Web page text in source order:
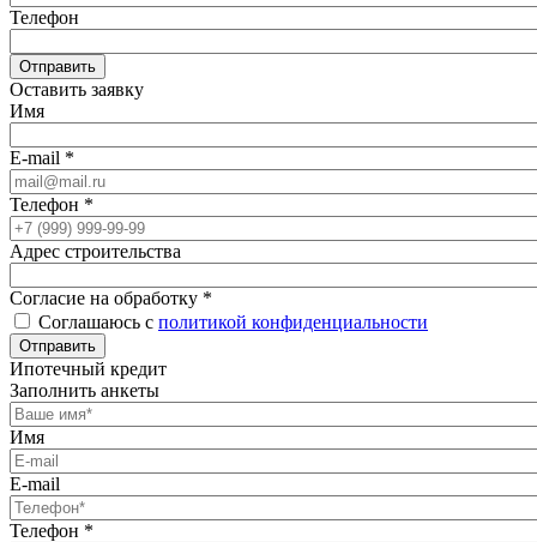
Телефон
Отправить
Оставить заявку
Имя
E-mail *
Телефон *
Адрес строительства
Согласие на обработку *
Соглашаюсь с политикой конфиденциальности
Отправить
Ипотечный кредит
Заполнить анкеты
Имя
E-mail
Телефон *